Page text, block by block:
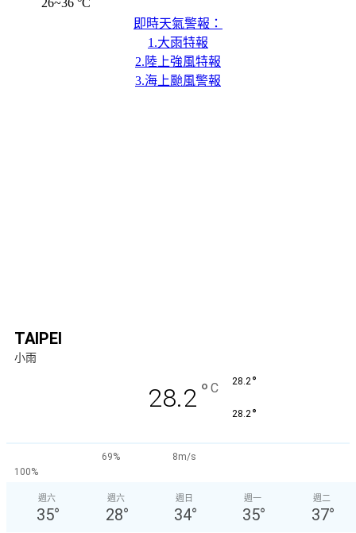
即時天氣警報：
1.大雨特報
2.陸上強風特報
3.海上颱風警報
TAIPEI
小雨
28.2 ° C 28.2 °
28.2 °
69%
8m/s
100%
週六
35°
週六
28°
週日
34°
週一
35°
週二
37°